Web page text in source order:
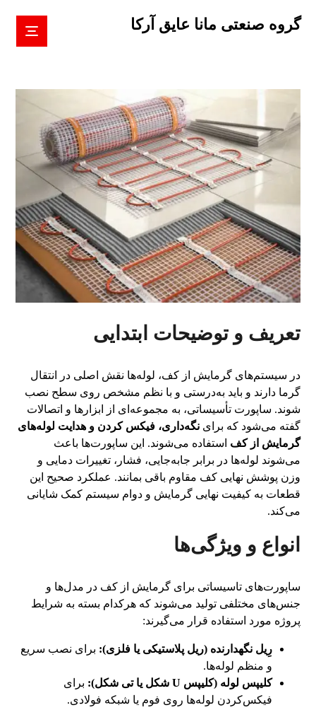
گروه صنعتی مانا عایق آرکا
تعریف و توضیحات ابتدایی
در سیستم‌های گرمایش از کف، لوله‌ها نقش اصلی در انتقال
گرما دارند و باید به‌درستی و با نظم مشخص روی سطح نصب
شوند. ساپورت تأسیساتی، به مجموعه‌ای از ابزارها و اتصالات
گفته می‌شود که براینگه‌داری، فیکس کردن و هدایت لوله‌های
گرمایش از کف استفاده می‌شوند. این ساپورت‌ها باعث
می‌شوند لوله‌ها در برابر جابه‌جایی، فشار، تغییرات دمایی و
وزن پوشش نهایی کف مقاوم باقی بمانند. عملکرد صحیح این
قطعات به کیفیت نهایی گرمایش و دوام سیستم کمک شایانی
می‌کند.
انواع و ویژگی‌ها
ساپورت‌های تاسیساتی برای گرمایش از کف در مدل‌ها و
جنس‌های مختلفی تولید می‌شوند که هرکدام بسته به شرایط
پروژه مورد استفاده قرار می‌گیرند:
رِیل نگهدارنده (ریل پلاستیکی یا فلزی): برای نصب سریع
و منظم لوله‌ها.
کلیپس لوله (کلیپس U شکل یا تی شکل):
برای
فیکس‌کردن لوله‌ها روی فوم یا شبکه فولادی.